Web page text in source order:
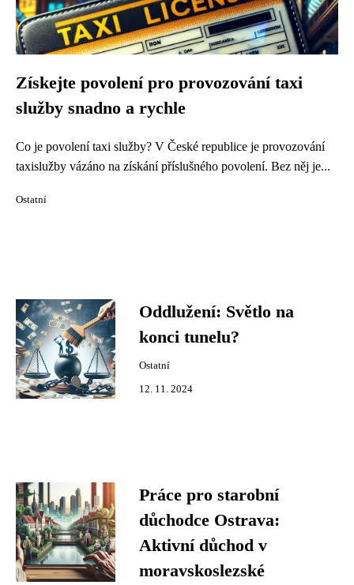
Získejte povolení pro provozování taxi
služby snadno a rychle
Co je povolení taxi služby? V České republice je provozování
taxislužby vázáno na získání příslušného povolení. Bez něj je...
Ostatní
Oddlužení: Světlo na
konci tunelu?
Ostatní
12. 11. 2024
Práce pro starobní
důchodce Ostrava:
Aktivní důchod v
moravskoslezské